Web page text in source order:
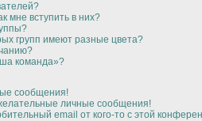
мне вступить в них?
групп имеют разные цвета?
команда»?
сообщения!
личные сообщения!
email от кого-то с этой